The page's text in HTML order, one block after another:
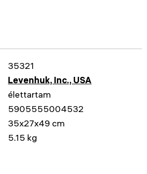
35321
Levenhuk, Inc., USA
élettartam
5905555004532
35x27x49 cm
5.15 kg